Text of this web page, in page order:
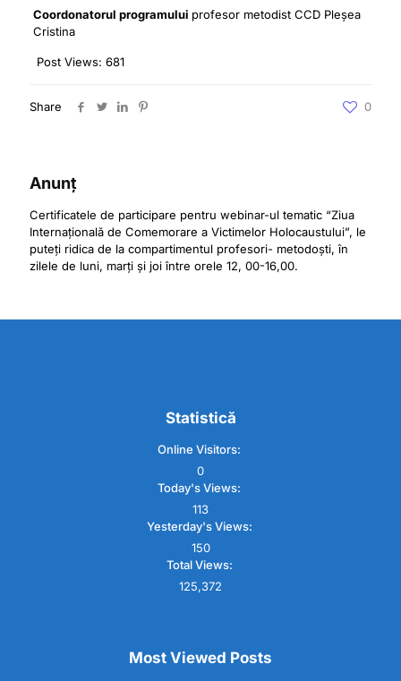
Coordonatorul programului profesor metodist CCD Pleșea
Cristina
Post Views: 681
Share 0
Anunț
Certificatele de participare pentru webinar-ul tematic “Ziua
Internațională de Comemorare a Victimelor Holocaustului”, le
puteți ridica de la compartimentul profesori- metodoști, în
zilele de luni, marți și joi între orele 12, 00-16,00.
Statistică
Online Visitors:
0
Today's Views:
113
Yesterday's Views:
150
Total Views:
125,372
Most Viewed Posts